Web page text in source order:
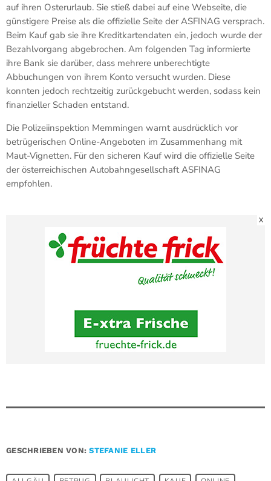
auf ihren Osterurlaub. Sie stieß dabei auf eine Webseite, die
günstigere Preise als die offizielle Seite der ASFINAG versprach.
Beim Kauf gab sie ihre Kreditkartendaten ein, jedoch wurde der
Bezahlvorgang abgebrochen. Am folgenden Tag informierte
ihre Bank sie darüber, dass mehrere unberechtigte
Abbuchungen von ihrem Konto versucht wurden. Diese
konnten jedoch rechtzeitig zurückgebucht werden, sodass kein
finanzieller Schaden entstand.
Die Polizeiinspektion Memmingen warnt ausdrücklich vor
betrügerischen Online-Angeboten im Zusammenhang mit
Maut-Vignetten. Für den sicheren Kauf wird die offizielle Seite
der österreichischen Autobahngesellschaft ASFINAG
empfohlen.
X
GESCHRIEBEN VON:STEFANIE ELLER